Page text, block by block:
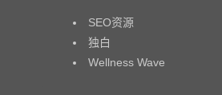
SEO资源
独白
Wellness Wave